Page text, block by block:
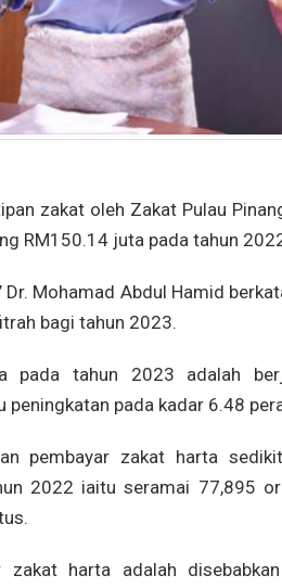
zakat oleh Zakat Pulau
RM150.14 juta pada tahun
Dr. Mohamad Abdul Hamid
bagi tahun 2023.
pada tahun 2023 adalah
pada kadar 6.48
pembayar zakat harta
2022 iaitu seramai 77,895
zakat harta adalah